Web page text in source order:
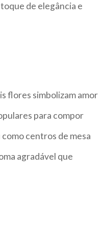
de elegância e
flores simbolizam amor
para compor
centros de mesa
agradável que